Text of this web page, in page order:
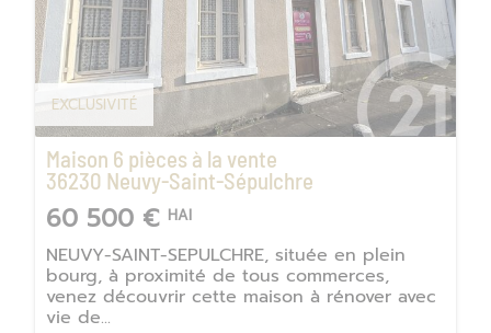
EXCLUSIVITÉ
Maison 6 pièces à la vente
36230 Neuvy-Saint-Sépulchre
60 500 € HAI
NEUVY-SAINT-SEPULCHRE, située en plein
bourg, à proximité de tous commerces,
venez découvrir cette maison à rénover avec
vie de...